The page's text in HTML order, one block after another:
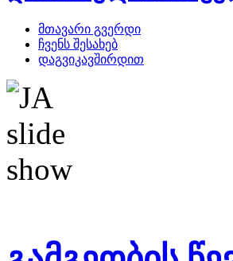
მთავარი გვერდი
ჩვენს შესახებ
დაგვიკავშირდით